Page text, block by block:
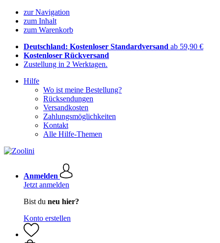
zur Navigation
zum Inhalt
zum Warenkorb
Deutschland: Kostenloser Standardversand ab 59,90 €
Kostenloser Rückversand
Zustellung in 2 Werktagen.
Hilfe
Wo ist meine Bestellung?
Rücksendungen
Versandkosten
Zahlungsmöglichkeiten
Kontakt
Alle Hilfe-Themen
Anmelden
Jetzt anmelden
Bist du neu hier?
Konto erstellen